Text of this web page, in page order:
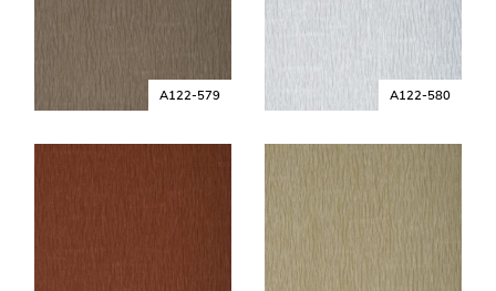
A122-579 A122-580